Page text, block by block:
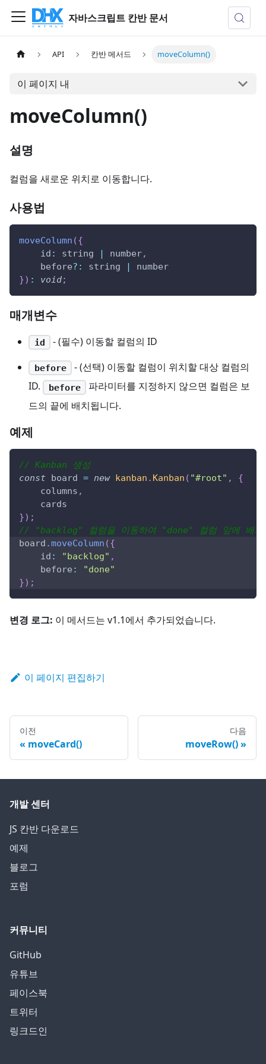
자바스크립트 칸반 문서
API 칸반 메서드 moveColumn()
이 페이지 내
moveColumn()
설명
컬럼을 새로운 위치로 이동합니다.
사용법
moveColumn ({
id : string | number,
    before
? : string |
number
}) : void;
매개변수
id - (필수) 이동할 컬럼의 ID
before
- (선택) 이동할 컬럼이 위치할 대상 컬럼의
ID.
before
파라미터를 지정하지 않으면 컬럼은 보
드의 끝에 배치됩니다.
예제
// Kanban 생성
const board = new kanban . Kanban ( "#root" ,
{
    columns
,
    cards
}) ;
// "backlog" 컬럼을 이동하여 "done" 컬럼 앞에 배치
board .moveColumn ({
id : "backlog" ,
before :
"done"
}) ;
변경 로그: 이 메서드는 v1.1에서 추가되었습니다.
이 페이지 편집하기
이전
moveCard()
다음
moveRow()
개발 센터
JS 칸반 다운로드
예제
블로그
포럼
커뮤니티
GitHub
유튜브
페이스북
트위터
링크드인